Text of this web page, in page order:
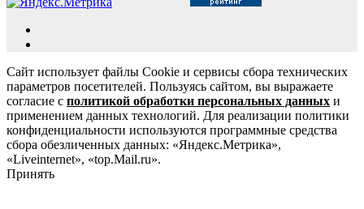
Сайт использует файлы Cookie и сервисы сбора технических
параметров посетителей. Пользуясь сайтом, вы выражаете
согласие с политикой обработки персональных данных и
применением данных технологий. Для реализации политики
конфиденциальности используются программные средства
сбора обезличенных данных: «Яндекс.Метрика»,
«Liveinternet», «top.Mail.ru».
Принять